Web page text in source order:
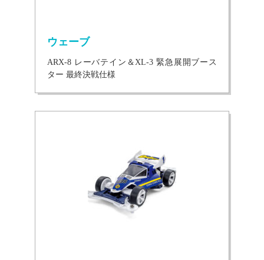
ウェーブ
ARX-8 レーバテイン＆XL-3 緊急展開ブース
ター 最終決戦仕様